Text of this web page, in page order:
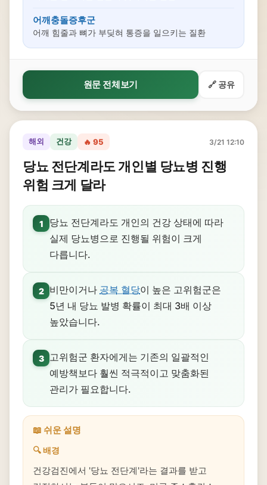
어깨충돌증후군
어깨 힘줄과 뼈가 부딪혀 통증을 일으키는 질환
원문 전체보기 🔗 공유
해외 건강 🔥 95 3/21 12:10
당뇨 전단계라도 개인별 당뇨병 진행
위험 크게 달라
1
당뇨 전단계라도 개인의 건강 상태에 따라
실제 당뇨병으로 진행될 위험이 크게
다릅니다.
2 비만이거나 공복 혈당이 높은 고위험군은
5년 내 당뇨 발병 확률이 최대 3배 이상
높았습니다.
3
고위험군 환자에게는 기존의 일괄적인
예방책보다 훨씬 적극적이고 맞춤화된
관리가 필요합니다.
📖 쉬운 설명
🔍 배경
건강검진에서 '당뇨 전단계'라는 결과를 받고